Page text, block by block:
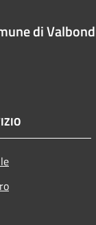
di